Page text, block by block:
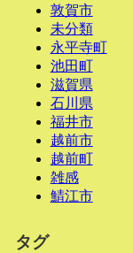
敦賀市
未分類
永平寺町
池田町
滋賀県
石川県
福井市
越前市
越前町
雑感
鯖江市
タグ